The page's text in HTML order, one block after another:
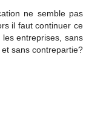
ne semble pas
il faut continuer ce
entreprises, sans
sans contrepartie?